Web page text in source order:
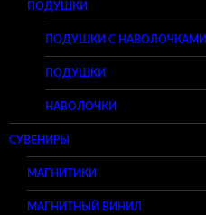
ПОДУШКИ
ПОДУШКИ С НАВОЛОЧКАМИ
ПОДУШКИ
НАВОЛОЧКИ
СУВЕНИРЫ
МАГНИТИКИ
МАГНИТНЫЙ ВИНИЛ